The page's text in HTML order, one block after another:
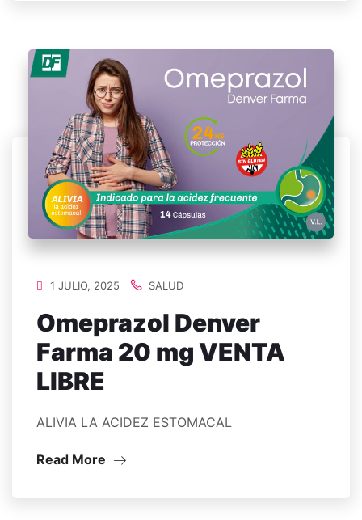
1 JULIO, 2025 SALUD
Omeprazol Denver
Farma 20 mg VENTA
LIBRE
ALIVIA LA ACIDEZ ESTOMACAL
Read More